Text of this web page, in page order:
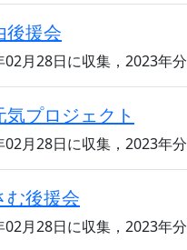
後援会
月28日に収集，2023年分
気プロジェクト
月28日に収集，2023年分
む後援会
月28日に収集，2023年分